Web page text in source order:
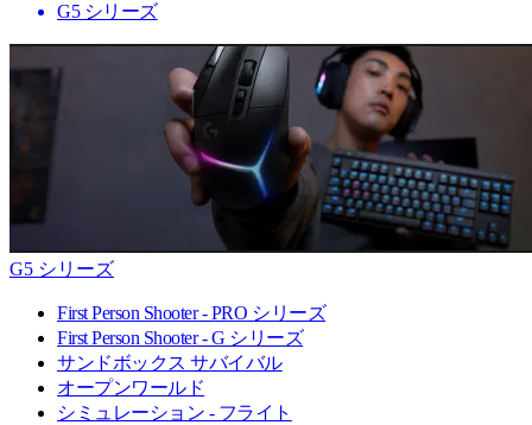
G5 シリーズ
G5 シリーズ
First Person Shooter - PRO シリーズ
First Person Shooter - G シリーズ
サンドボックス サバイバル
オープンワールド
シミュレーション - フライト